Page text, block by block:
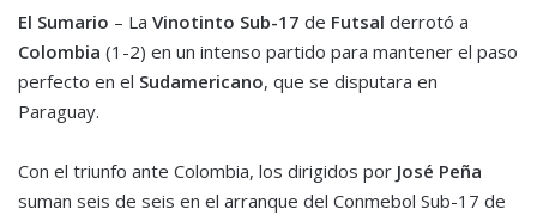
El Sumario – La Vinotinto Sub-17 de Futsal derrotó a
Colombia (1-2) en un intenso partido para mantener el paso
perfecto en el Sudamericano, que se disputara en
Paraguay.
Con el triunfo ante Colombia, los dirigidos por José Peña
suman seis de seis en el arranque del Conmebol Sub-17 de